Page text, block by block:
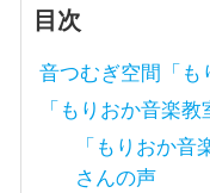
目次
音つむぎ空間「も
「もりおか音楽
「もりおか
さんの声